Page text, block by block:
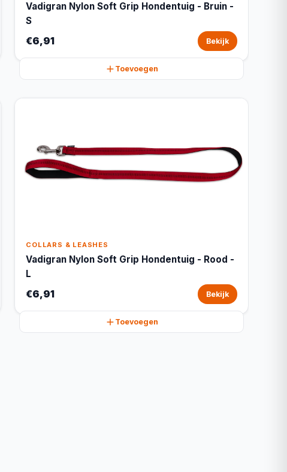
Vadigran Nylon Soft Grip Hondentuig - Bruin -
S
€6,91 Bekijk
Toevoegen
COLLARS & LEASHES
Vadigran Nylon Soft Grip Hondentuig - Rood -
L
€6,91 Bekijk
Toevoegen